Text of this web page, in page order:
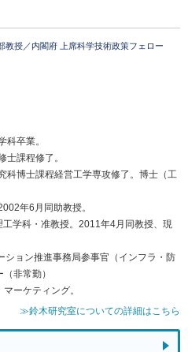
教授／内閣府 上席科学技術政策フェロー
科卒業。
士課程修了。
科博士課程経営工学専攻修了。博士（工
年6月同助教授。
学科・准教授。2011年4月同教授、現
ョン推進事務局参事官（インフラ・防
非常勤）
ーケティング。
≫鈴木研究室についての詳細はこちら